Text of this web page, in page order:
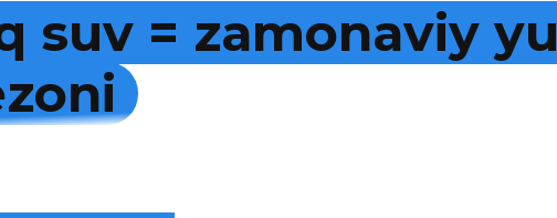
suv = zamonaviy yu
zoni